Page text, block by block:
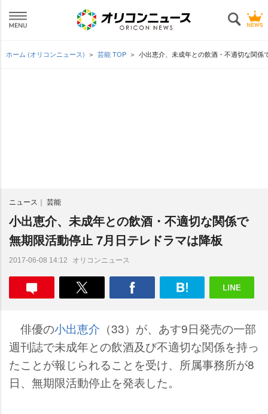
ホーム (オリコンニュース) 芸能 TOP 小出恵介、未成年との飲酒・不適切な関
ニュース 芸能
小出恵介、未成年との飲酒・不適切な関係で
無期限活動停止 7月日テレドラマは降板
2017-06-08 14:12 オリコンニュース
俳優の小出恵介 （33）が、あす9日発売の一部
週刊誌で未成年との飲酒及び不適切な関係を持っ
たことが報じられることを受け、所属事務所が8
日、無期限活動停止を発表した。